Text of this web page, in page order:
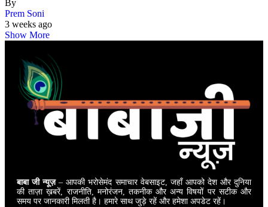
By
Prem Soni
3 weeks ago
Show More
बाबा जी न्यूज़– आपकी भरोसेमंद समाचार वेबसाइट, जहाँ आपको देश और दुनिया
की ताज़ा ख़बरें, राजनीति, मनोरंजन, तकनीक और अन्य विषयों पर सटीक और
समय पर जानकारी मिलती है। हमारे साथ जुड़े रहें और हमेशा अपडेट रहें।